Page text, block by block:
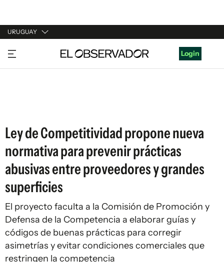
URUGUAY
URUGUAY
ARGENTINA
Login
Ley de Competitividad propone nueva
normativa para prevenir prácticas
abusivas entre proveedores y grandes
superficies
El proyecto faculta a la Comisión de Promoción y
Defensa de la Competencia a elaborar guías y
códigos de buenas prácticas para corregir
asimetrías y evitar condiciones comerciales que
restringen la competencia